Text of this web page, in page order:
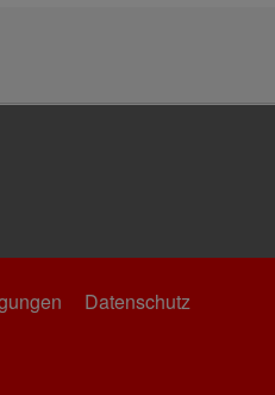
Datenschutz